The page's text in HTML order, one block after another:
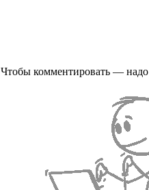
Чтобы комментировать — надо